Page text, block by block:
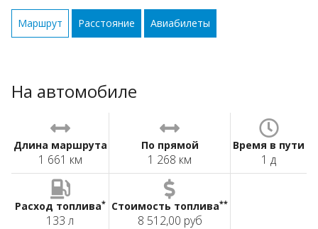
Маршрут Расстояние Авиабилеты
На автомобиле
Длина маршрута
1 661 км
По прямой
1 268 км
Время в пути
1 д
Расход топлива*
133 л
Стоимость топлива**
8 512,00 руб